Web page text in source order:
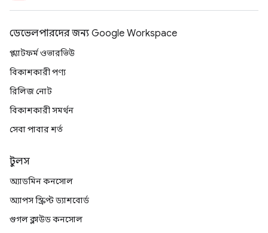
ডেভেলপারদের জন্য Google Workspace
প্ল্যাটফর্ম ওভারভিউ
বিকাশকারী পণ্য
রিলিজ নোট
বিকাশকারী সমর্থন
সেবা পাবার শর্ত
টুলস
অ্যাডমিন কনসোল
অ্যাপস স্ক্রিপ্ট ড্যাশবোর্ড
গুগল ক্লাউড কনসোল